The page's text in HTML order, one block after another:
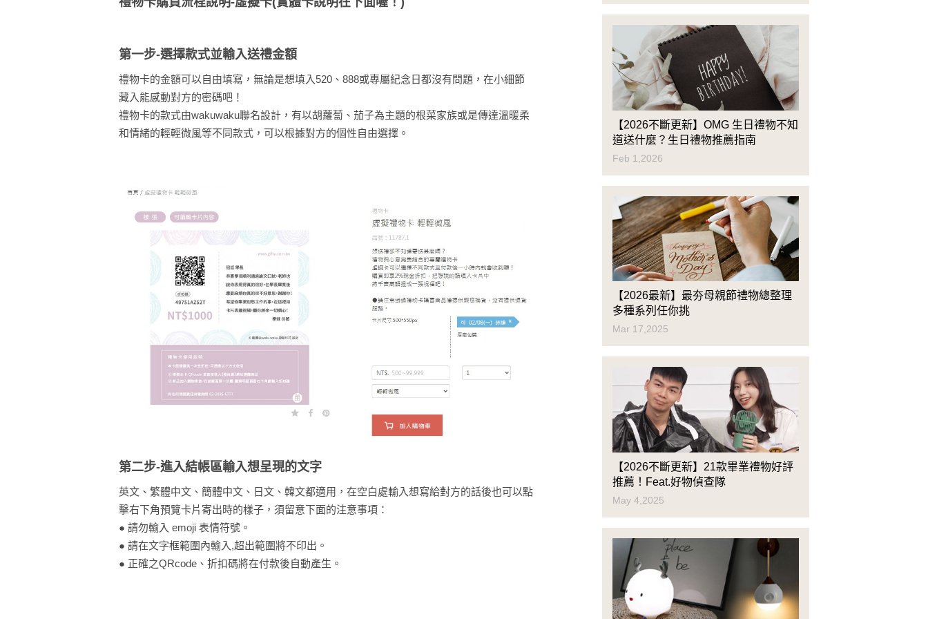
第一步-選擇款式並輸入送禮金額
禮物卡的金額可以自由填寫，無論是想填入520、888或專屬紀念日都沒有問題，在小細節
藏入能感動對方的密碼吧！
禮物卡的款式由wakuwaku聯名設計，有以胡蘿蔔、茄子為主題的根菜家族或是傳達溫暖柔
和情緒的輕輕微風等不同款式，可以根據對方的個性自由選擇。
第二步-進入結帳區輸入想呈現的文字
英⽂、繁體中⽂、簡體中⽂、⽇⽂、韓⽂都適用，在空白處輸入想寫給對方的話後也可以點
擊右下角預覽卡片寄出時的樣子，須留意下面的注意事項：
● 請勿輸⼊ emoji 表情符號。
● 請在⽂字框範圍內輸⼊,超出範圍將不印出。
● 正確之QRcode、折扣碼將在付款後⾃動產⽣。
【2026不斷更新】OMG 生日禮物不知
道送什麼？生日禮物推薦指南
Feb 1,2026
【2026最新】最夯母親節禮物總整理
多種系列任你挑
Mar 17,2025
【2026不斷更新】21款畢業禮物好評
推薦！Feat.好物偵查隊
May 4,2025